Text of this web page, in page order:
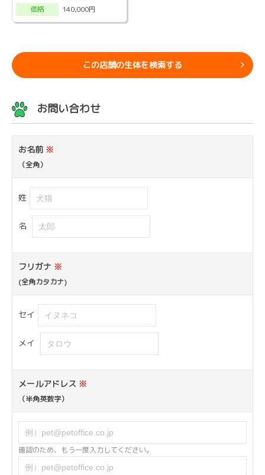
価格
140,000円
この店舗の生体を検索する
お問い合わせ
お名前 ※
（全角）
姓
名
フリガナ ※
(全角カタカナ)
セイ
メイ
メールアドレス ※
（半角英数字）
確認のため、もう一度入力してください。